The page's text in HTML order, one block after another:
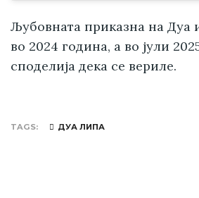
Љубовната приказна на Дуа
во 2024 година, а во јули
споделија дека се вериле.
TAGS ДУА ЛИПА